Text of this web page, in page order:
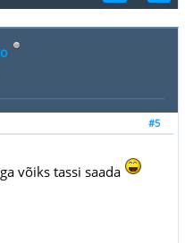
#5
võiks tassi saada